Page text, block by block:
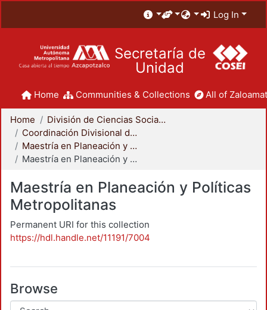
Log In
Secretaría de
Unidad
Home Communities & Collections All of
Home
División de Ciencias Sociales y Humanidades
Coordinación Divisional de Posgrado
Maestría en Planeación y Políticas Metropolitanas
Maestría en Planeación y Políticas Metropolitanas
Maestría en Planeación y Políticas
Metropolitanas
Permanent URI for this collection
https://hdl.handle.net/11191/7004
Browse